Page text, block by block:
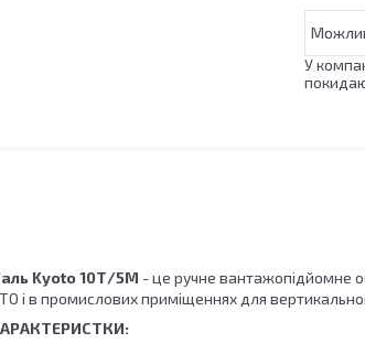
У
Kyoto 10Т/5М - це ручне вантажопідйомне
і в промислових приміщеннях для